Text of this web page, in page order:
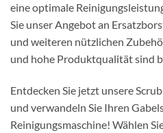
eine optimale
Sie unser Angebot an
und weiteren nützlichen
und hohe Produktqualität sind
Entdecken Sie jetzt unsere
und verwandeln Sie Ihren
Reinigungsmaschine! Wählen